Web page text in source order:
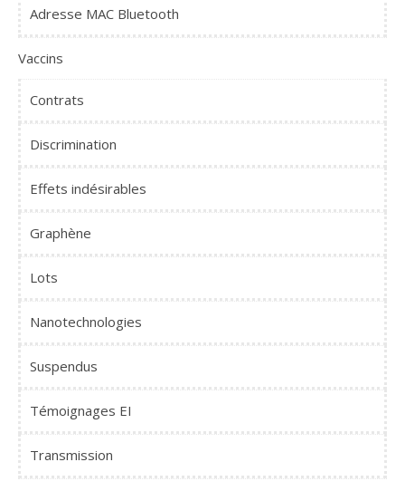
Adresse MAC Bluetooth
Vaccins
Contrats
Discrimination
Effets indésirables
Graphène
Lots
Nanotechnologies
Suspendus
Témoignages EI
Transmission